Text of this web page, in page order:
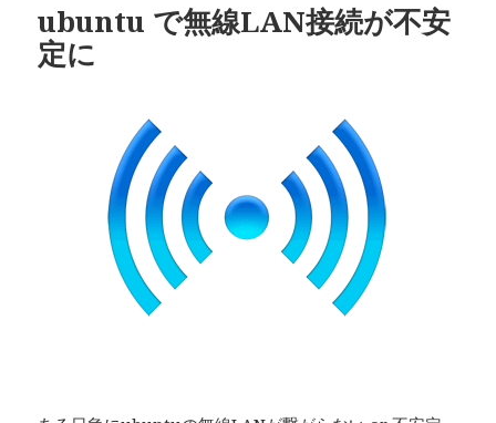
ubuntu で無線LAN接続が不安
定に